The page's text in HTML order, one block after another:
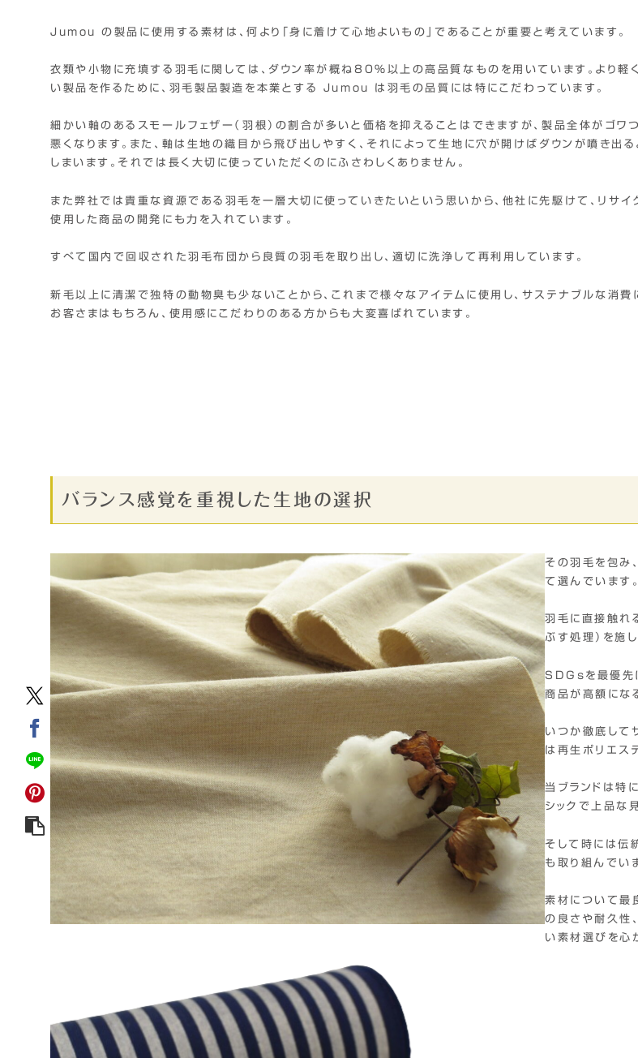
Jumou の製品に使用する素材は、何より「身に着けて心地よいもの」であることが重要と考えています。
衣類や小物に充填する羽毛に関しては、ダウン率が概ね80％以上の高品質なものを用いています。より軽く
い製品を作るために、羽毛製品製造を本業とする Jumou は羽毛の品質には特にこだわっています。
細かい軸のあるスモールフェザー（羽根）の割合が多いと価格を抑えることはできますが、製品全体がゴワ
悪くなります。また、軸は生地の織目から飛び出しやすく、それによって生地に穴が開けばダウンが噴き出る
しまいます。それでは長く大切に使っていただくのにふさわしくありません。
また弊社では貴重な資源である羽毛を一層大切に使っていきたいという思いから、他社に先駆けて、リサイ
使用した商品の開発にも力を入れています。
すべて国内で回収された羽毛布団から良質の羽毛を取り出し、適切に洗浄して再利用しています。
新毛以上に清潔で独特の動物臭も少ないことから、これまで様々なアイテムに使用し、サステナブルな消費
お客さまはもちろん、使用感にこだわりのある方からも大変喜ばれています。
バランス感覚を重視した生地の選択
その羽毛を包み
て選んでいます。
羽毛に直接触れ
ぶす処理）を施
SDGsを最優先
商品が高額にな
いつか徹底して
は再生ポリエス
当ブランドは特
シックで上品な
そして時には伝
も取り組んでい
素材について最
の良さや耐久性
い素材選びを心